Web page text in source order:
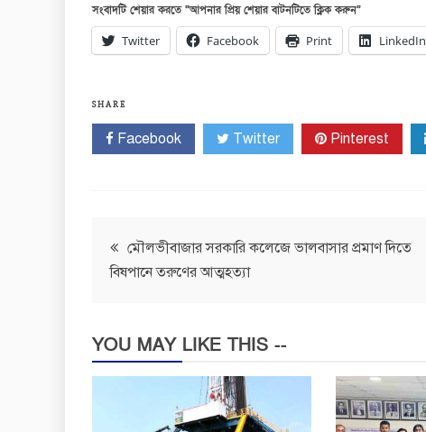
সংবাদটি শেয়ার করতে “আপনার প্রিয় শেয়ার বাটনটিতে ক্লিক করুন”
Twitter Facebook Print LinkedIn
SHARE
Facebook Twitter Pinterest
Post
navigation
মৌলভীবাজার সরকারি কলেজে ভালবাসার প্রমাণ দিতে
বিষপানে তরুণের আত্মহত্যা
YOU MAY LIKE THIS --